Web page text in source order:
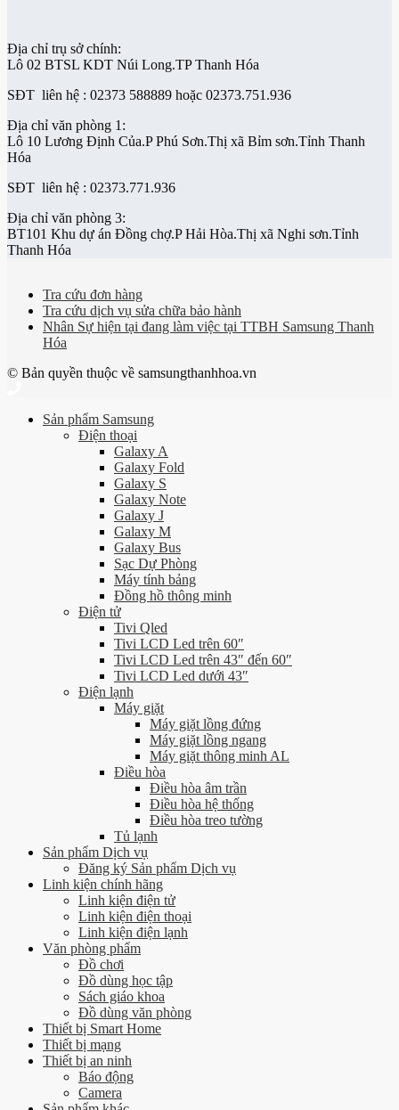
Địa chỉ trụ sở chính:
Lô 02 BTSL KDT Núi Long.TP Thanh Hóa
SĐT liên hệ : 02373 588889 hoặc 02373.751.936
Địa chỉ văn phòng 1:
Lô 10 Lương Định Của.P Phú Sơn.Thị xã Bỉm sơn.Tỉnh Thanh
Hóa
SĐT liên hệ : 02373.771.936
Địa chỉ văn phòng 3:
BT101 Khu dự án Đồng chợ.P Hải Hòa.Thị xã Nghi sơn.Tỉnh
Thanh Hóa
Tra cứu đơn hàng
Tra cứu dịch vụ sửa chữa bảo hành
Nhân Sự hiện tại đang làm việc tại TTBH Samsung Thanh
Hóa
© Bản quyền thuộc về samsungthanhhoa.vn
Sản phẩm Samsung
Điện thoại
Galaxy A
Galaxy Fold
Galaxy S
Galaxy Note
Galaxy J
Galaxy M
Galaxy Bus
Sạc Dự Phòng
Máy tính bảng
Đồng hồ thông minh
Điện tử
Tivi Qled
Tivi LCD Led trên 60″
Tivi LCD Led trên 43″ đến 60″
Tivi LCD Led dưới 43″
Điện lạnh
Máy giặt
Máy giặt lồng đứng
Máy giặt lồng ngang
Máy giặt thông minh AL
Điều hòa
Điều hòa âm trần
Điều hòa hệ thống
Điều hòa treo tường
Tủ lạnh
Sản phẩm Dịch vụ
Đăng ký Sản phẩm Dịch vụ
Linh kiện chính hãng
Linh kiện điện tử
Linh kiện điện thoại
Linh kiện điện lạnh
Văn phòng phẩm
Đồ chơi
Đồ dùng học tập
Sách giáo khoa
Đồ dùng văn phòng
Thiết bị Smart Home
Thiết bị mạng
Thiết bị an ninh
Báo động
Camera